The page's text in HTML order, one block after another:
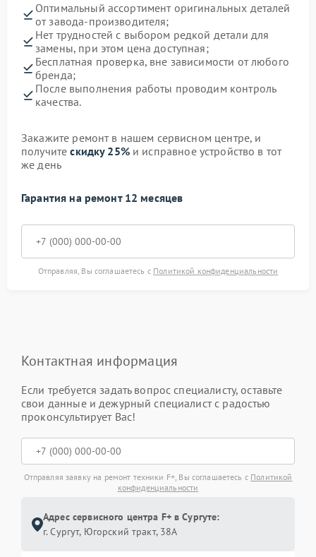
Оптимальный ассортимент оригинальных деталей
от завода-производителя;
Нет трудностей с выбором редкой детали для
замены, при этом цена доступная;
Бесплатная проверка, вне зависимости от любого
бренда;
После выполнения работы проводим контроль
качества.
Закажите ремонт в нашем сервисном центре, и
получитескидку 25%и исправное устройство в тот
же день
Гарантия на ремонт 12 месяцев
Отправляя, Вы соглашаетесь с Политикой конфиденциальности
Контактная информация
Если требуется задать вопрос специалисту, оставьте
свои данные и дежурный специалист с радостью
проконсультирует Вас!
Отправляя заявку на ремонт техники F+, Вы соглашаетесь с Политикой
конфиденциальности
Адрес сервисного центра F+ в Сургуте:
г. Сургут, Югорский тракт, 38А